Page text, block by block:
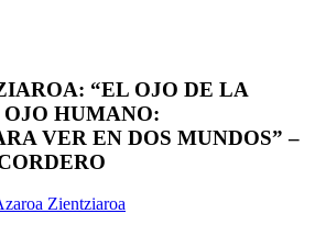
“EL OJO DE LA
HUMANO:
VER EN DOS MUNDOS” –
Zientziaroa